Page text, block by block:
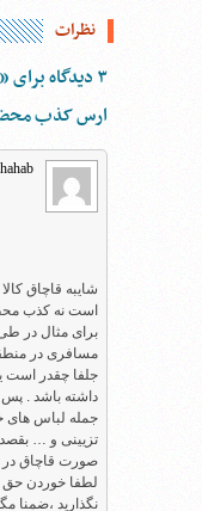
نظرات
۳ دیدگاه
ارس کذب
شایبه قاچاق
است نه کذب
مسافری در
جلفا چقدر است
داشته باشد . پس
جمله لباس
تزیینی و …
صورت قاچاق در
لطفا خوردن حق
نگذارید ،ضمنا